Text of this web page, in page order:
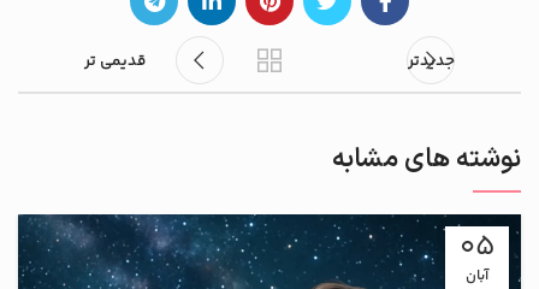
جدیدتر قدیمی تر
نوشته های مشابه
05
آبان